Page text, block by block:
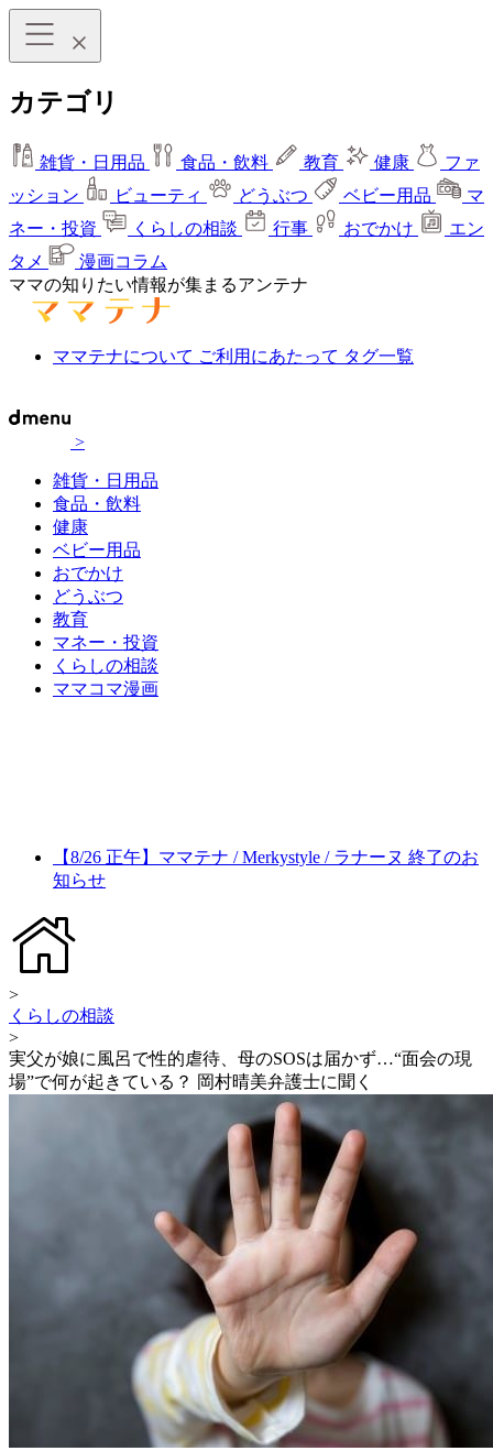
カテゴリ
雑貨・日用品 食品・飲料 教育 健康
ファ
ッション
ビューティ どうぶつ ベビー用品
マ
ネー・投資
くらしの相談 行事 おでかけ
エン
タメ
漫画コラム
ママの知りたい情報が集まるアンテナ
ママテナについて ご利用にあたって タグ一覧
>
雑貨・日用品
食品・飲料
健康
ベビー用品
おでかけ
どうぶつ
教育
マネー・投資
くらしの相談
ママコマ漫画
【8/26 正午】ママテナ / Merkystyle / ラナーヌ 終了のお
知らせ
>
くらしの相談
>
実父が娘に風呂で性的虐待、母のSOSは届かず…“面会の現
場”で何が起きている？ 岡村晴美弁護士に聞く